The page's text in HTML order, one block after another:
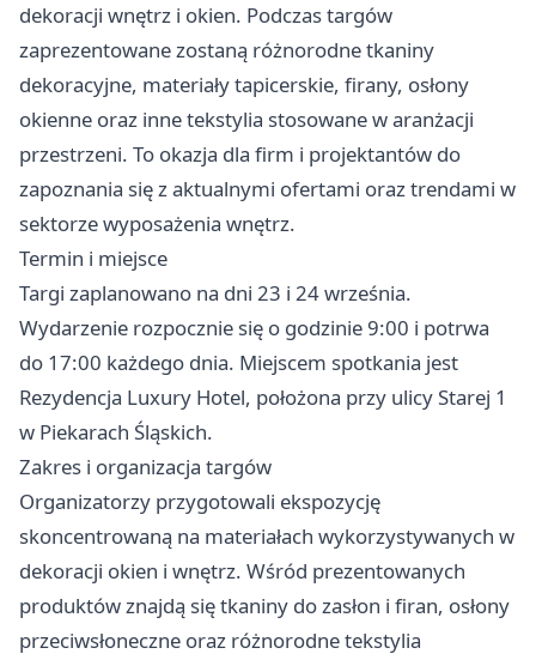
dekoracji wnętrz i okien. Podczas targów
zaprezentowane zostaną różnorodne tkaniny
dekoracyjne, materiały tapicerskie, firany, osłony
okienne oraz inne tekstylia stosowane w aranżacji
przestrzeni. To okazja dla firm i projektantów do
zapoznania się z aktualnymi ofertami oraz trendami w
sektorze wyposażenia wnętrz.
Termin i miejsce
Targi zaplanowano na dni 23 i 24 września.
Wydarzenie rozpocznie się o godzinie 9:00 i potrwa
do 17:00 każdego dnia. Miejscem spotkania jest
Rezydencja Luxury Hotel, położona przy ulicy Starej 1
w Piekarach Śląskich.
Zakres i organizacja targów
Organizatorzy przygotowali ekspozycję
skoncentrowaną na materiałach wykorzystywanych w
dekoracji okien i wnętrz. Wśród prezentowanych
produktów znajdą się tkaniny do zasłon i firan, osłony
przeciwsłoneczne oraz różnorodne tekstylia